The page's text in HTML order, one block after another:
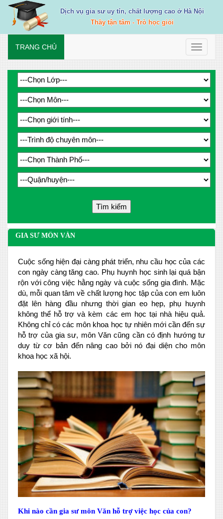
Dịch vụ gia sư uy tín, chất lượng cao ở Hà Nội
Thầy tận tâm - Trò học giỏi
Toggle
TRANG CHỦ
GIA SƯ MÔN VĂN
Cuộc sống hiện đại càng phát triển, nhu cầu học của các
con ngày càng tăng cao. Phụ huynh học sinh lại quá bận
rộn với công việc hằng ngày và cuộc sống gia đình. Mặc
dù, mỗi quan tâm về chất lượng học tập của con em luôn
đặt lên hàng đầu nhưng thời gian eo hẹp, phụ huynh
không thể hỗ trợ và kèm các em học tại nhà hiệu quả.
Không chỉ có các môn khoa học tự nhiên mới cần đến sự
hỗ trợ của gia sư, môn Văn cũng cần có định hướng tư
duy từ cơ bản đến nâng cao bởi nó đại diện cho môn
khoa học xã hội.
Khi nào cần gia sư môn Văn hỗ trợ việc học của con?